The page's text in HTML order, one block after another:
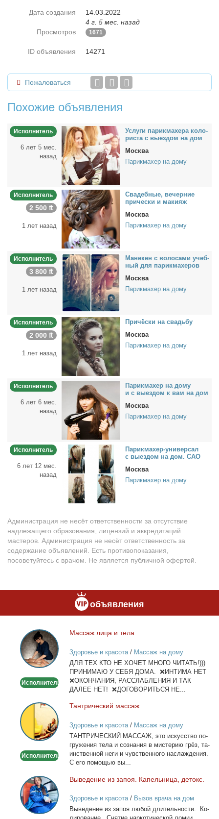
Дата создания
14.03.2022
4 г. 5 мес. назад
Просмотров
1671
ID объявления 14271
Пожаловаться
Похожие объявления
Исполнитель
6 лет 5 мес.
назад
Услу­ги па­рик­махе­ра ко­ло­
ри­ста с вы­ез­дом на дом
Москва
Парикмахер на дому
Исполнитель
2 500 ₶
1 лет назад
Сва­деб­ные, ве­чер­ние
при­чес­ки и ма­ки­яж
Москва
Парикмахер на дому
Исполнитель
3 800 ₶
1 лет назад
Ма­не­кен с во­ло­са­ми учеб­
ный для па­рик­махе­ров
Москва
Парикмахер на дому
Исполнитель
2 000 ₶
1 лет назад
При­чёс­ки на свадь­бу
Москва
Парикмахер на дому
Исполнитель
6 лет 6 мес.
назад
Па­рик­махер на до­му
и с вы­ез­дом к вам на дом
Москва
Парикмахер на дому
Исполнитель
6 лет 12 мес.
назад
Па­рик­махер-уни­вер­сал
с вы­ез­дом на дом. САО
Москва
Парикмахер на дому
Администрация не несёт ответственности за отсутствие
надлежащего образования, лицензий и аккредитаций
мастеров. Администрация не несёт ответственность за
содержание объявлений. Есть противопоказания,
посоветуйтесь с врачом. Не является публичной офертой.
объявления
Массаж
лица
и
тела
Исполнитель
Мас­саж ли­ца и те­ла
Здоровье и красота/ Массаж на дому
ДЛЯ ТЕХ КТО НЕ ХОЧЕТ МНОГО ЧИТАТЬ!)))
ПРИНИМАЮ У СЕБЯ ДОМА. ❌ИНТИМА НЕТ
❌ОКОНЧАНИЯ, РАССЛАБЛЕНИЯ И ТАК
ДАЛЕЕ НЕТ! ❌ДОГОВОРИТЬСЯ НЕ...
Тантрический
массаж
Исполнитель
Тан­три­че­ский мас­саж
Здоровье и красота/ Массаж на дому
ТАНТРИЧЕСКИЙ МАССАЖ, это ис­кус­ство по­
гру­же­ния те­ла и со­зна­ния в ми­сте­рию грёз, та­
ин­ствен­ной неги и чув­ствен­но­го на­сла­жде­ния.
С его по­мо­щью вы...
Выведение
из
запоя.
Капельница,
Вы­ве­де­ние из за­поя. Ка­пель­ни­ца, де­токс.
Здоровье и красота/ Вызов врача на дом
Вы­ве­де­ние из за­поя лю­бой дли­тель­но­сти. Ко­